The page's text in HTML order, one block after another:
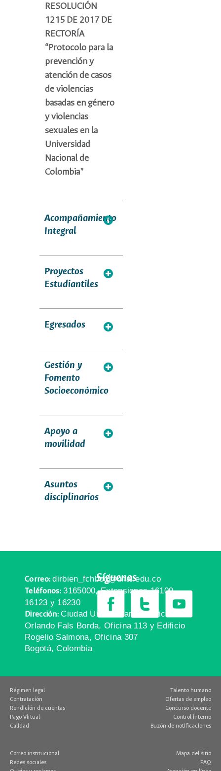
RESOLUCIÓN
1215 DE 2017 DE
RECTORÍA
“Protocolo para la
prevención y
atención de casos
de violencias
basadas en género
y violencias
sexuales en la
Universidad
Nacional de
Colombia”
Acompañamiento
Integral
Proyectos
Estudiantiles
Egresados
Gestión y
Fomento
Socioeconómico
Apoyo a
movilidad
Asuntos
disciplinarios
Correo:dirbien_fchbog@unal.edu.co
Teléfonos:3165000, Extensiones 16109,
16123 y 16230
Dirección:Ciudad Universitaria, Edificio
Orlando Fals Borda, Oficina 113 y Edificio
Rogelio Salmona, Oficina 307
Bogotá, Colombia
Síguenos
Régimen legal
Contratación
Rendición de cuentas
Pago Virtual
Calidad
Talento humano
Ofertas de empleo
Concurso docente
Control interno
Buzón de notificaciones
Correo institucional
Redes sociales
Mapa del sitio
FAQ